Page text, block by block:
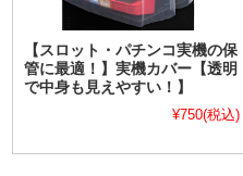
【スロット・パチンコ実機の保
管に最適！】実機カバー【透明
で中身も見えやすい！】
¥750(税込)